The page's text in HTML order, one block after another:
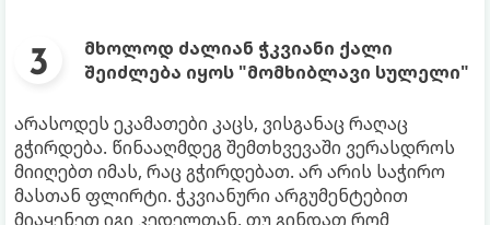
მხოლოდ ძალიან ჭკვიანი ქალი
შეიძლება იყოს "მომხიბლავი სულელი"
არასოდეს ეკამათები კაცს, ვისგანაც რაღაც
გჭირდება. წინააღმდეგ შემთხვევაში ვერასდროს
მიიღებთ იმას, რაც გჭირდებათ. არ არის საჭირო
მასთან ფლირტი. ჭკვიანური არგუმენტებით
მიაყენეთ იგი კედელთან, თუ გინდათ რომ